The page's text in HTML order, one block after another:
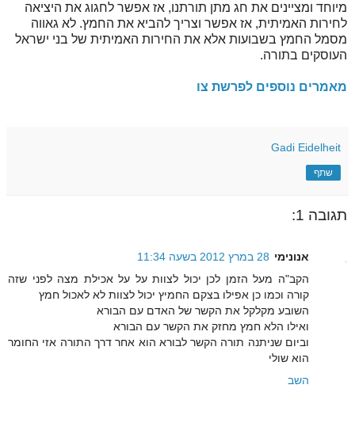
מיוחד ומציינים את חג מתן תורתנו, אז אפשר לחגוג את היציאה
לחירות האמיתית, אז אפשר וצריך להביא את החמץ. לא גאווה
מסמל החמץ בשבועות אלא את החירות האמיתית של בני ישראל
העוסקים בתורה.
מאמרים נוספים לפרשת צו
Gadi Eidelheit
שתף
תגובה 1:
אנונימי 28 במרץ 2012 בשעה 11:34
הקב"ה מעל הזמן לכן יכול לצוות על על אכילת מצה לפני שזה
קורה וכמו כן אפילו בצקם החמיץ יכול לצוות לא לאכול חמץ
השובע מקלקל את הקשר של האדם עם הבורא
ואילו הלא חמץ מחזק את הקשר עם הבורא
וביום שניתנה תורה הקשר לבורא הוא אחר דרך התורה אזי החומר
הוא שולי
השב